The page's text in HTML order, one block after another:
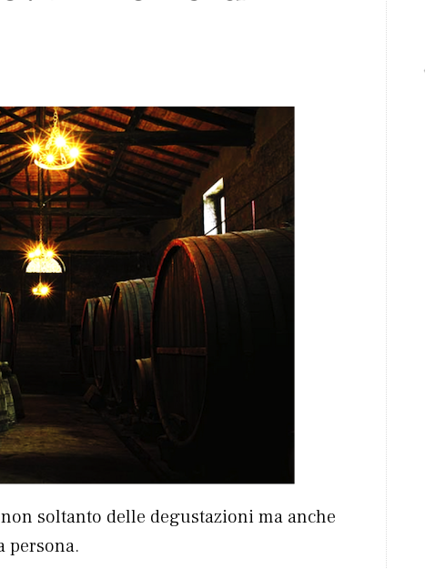
soltanto delle degustazioni ma anche
persona.